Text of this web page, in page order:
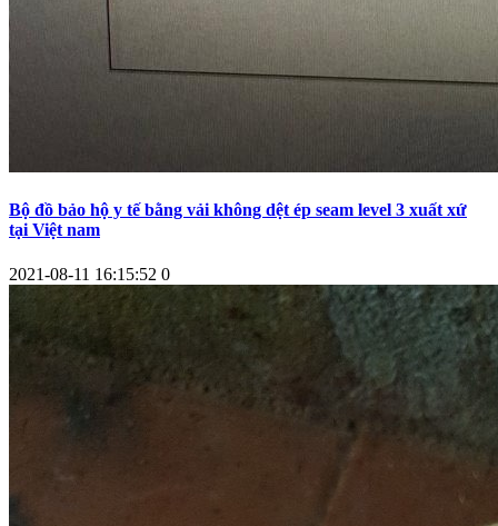
Bộ đồ bảo hộ y tế bằng vải không dệt ép seam level 3 xuất xứ
tại Việt nam
2021-08-11 16:15:52 0